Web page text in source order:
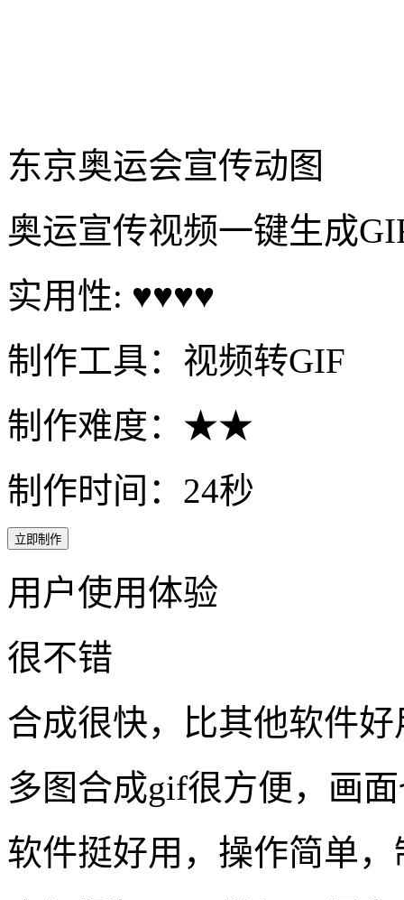
实用性: ♥♥♥♥
制作工具：视频转GIF
制作难度：★★
制作时间：24秒
立即制作
用户使用体验
很不错
合成很快，比其他软件
多图合成gif很方便，画
软件挺好用，操作简单
高级版好用！增加了很
5张以下非常实用的软件